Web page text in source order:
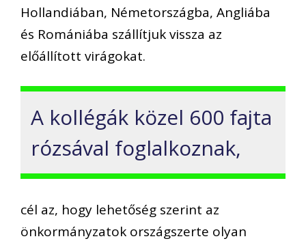
Hollandiában, Németországba, Angliába
és Romániába szállítjuk vissza az
előállított virágokat.
A kollégák közel 600 fajta
rózsával foglalkoznak,
cél az, hogy lehetőség szerint az
önkormányzatok országszerte olyan